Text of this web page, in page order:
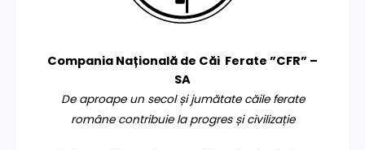
Compania Națională de Căi Ferate ”CFR” –
SA
De aproape un secol și jumătate căile ferate
române contribuie la progres și civilizație